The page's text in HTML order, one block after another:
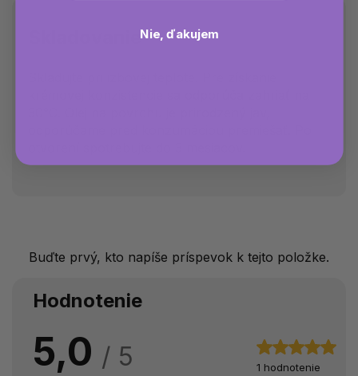
Skladovanie
Buďte prvý, kto napíše príspevok k tejto položke.
Hodnotenie
5,0 1 hodnotenie
Nie, ďakujem